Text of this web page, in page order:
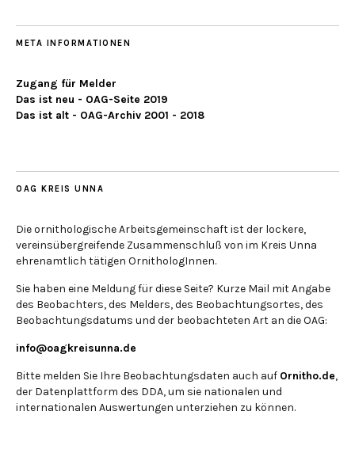
META INFORMATIONEN
Zugang für Melder
Das ist neu - OAG-Seite 2019
Das ist alt - OAG-Archiv 2001 - 2018
OAG KREIS UNNA
Die ornithologische Arbeitsgemeinschaft ist der lockere,
vereinsübergreifende Zusammenschluß von im Kreis Unna
ehrenamtlich tätigen OrnithologInnen.
Sie haben eine Meldung für diese Seite? Kurze Mail mit Angabe
des Beobachters, des Melders, des Beobachtungsortes, des
Beobachtungsdatums und der beobachteten Art an die OAG:
info@oagkreisunna.de
Bitte melden Sie Ihre Beobachtungsdaten auch auf Ornitho.de,
der Datenplattform des DDA, um sie nationalen und
internationalen Auswertungen unterziehen zu können.